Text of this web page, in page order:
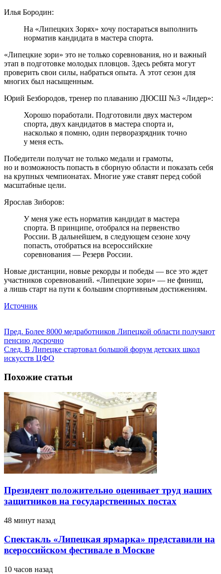
Илья Бородин:
На «Липецких Зорях» хочу постараться выполнить
норматив кандидата в мастера спорта.
«Липецкие зори» это не только соревнования, но и важный
этап в подготовке молодых пловцов. Здесь ребята могут
проверить свои силы, набраться опыта. А этот сезон для
многих был насыщенным.
Юрий Безбородов, тренер по плаванию ДЮСШ №3 «Лидер»:
Хорошо поработали. Подготовили двух мастером
спорта, двух кандидатов в мастера спорта и,
насколько я помню, один перворазрядник точно
у меня есть.
Победители получат не только медали и грамоты,
но и возможность попасть в сборную области и показать себя
на крупных чемпионатах. Многие уже ставят перед собой
масштабные цели.
Ярослав Зиборов:
У меня уже есть норматив кандидат в мастера
спорта. В принципе, отобрался на первенство
России. В дальнейшем, в следующем сезоне хочу
попасть, отобраться на всероссийские
соревнования — Резерв России.
Новые дистанции, новые рекорды и победы — все это ждет
участников соревнований. «Липецкие зори» — не финиш,
а лишь старт на пути к большим спортивным достижениям.
Источник
Пред. Более 8000 медработников Липецкой области получают
пенсию досрочно
След. В Липецке стартовал большой форум детских школ
искусств ЦФО
Похожие статьи
Президент положительно оценивает труд наших
защитников на государственных постах
48 минут назад
Спектакль «Липецкая ярмарка» представили на
всероссийском фестивале в Москве
10 часов назад